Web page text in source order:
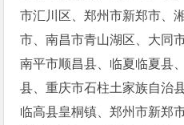
市汇川区、郑州市新郑市、
市、南昌市青山湖区、大同
南平市顺昌县、临夏临夏县
县、重庆市石柱土家族自治
临高县皇桐镇、郑州市新郑